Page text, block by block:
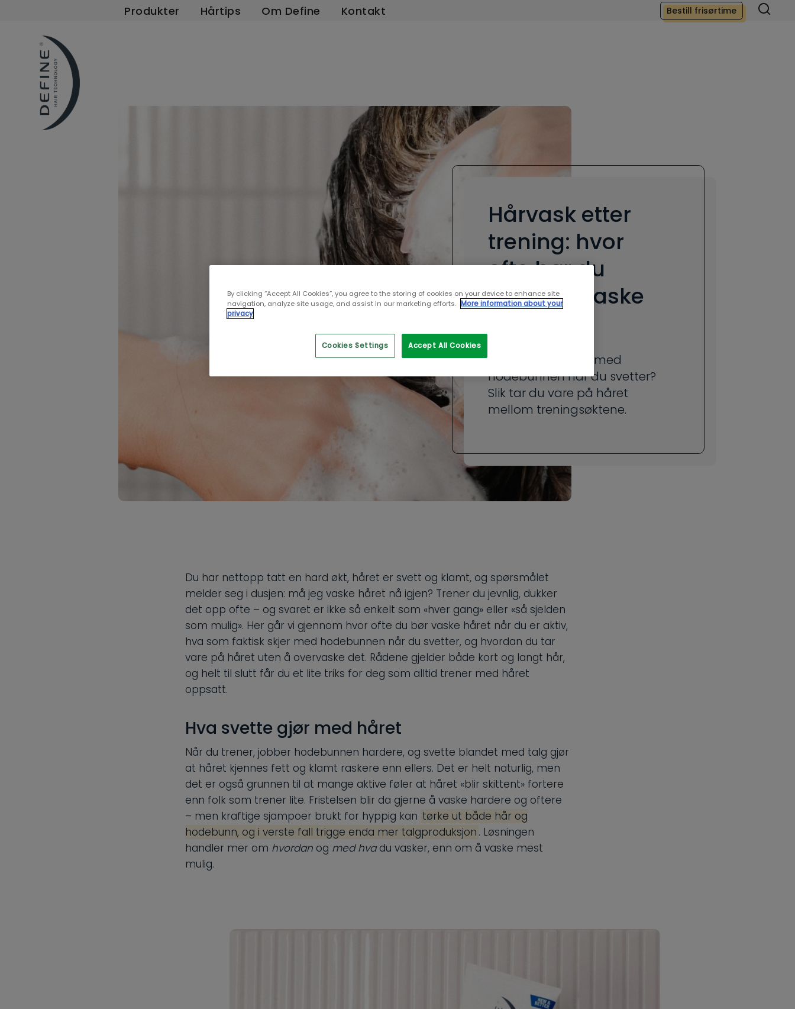
Produkter Hårtips Om Define Kontakt Bestill frisørtime
Hårvask etter
trening: hvor
ofte bør du
egentlig vaske
Hva skjer egentlig med
hodebunnen når du svetter?
Slik tar du vare på håret
mellom treningsøktene.
Du har nettopp tatt en hard økt, håret er svett og klamt, og spørsmålet
melder seg i dusjen: må jeg vaske håret nå igjen? Trener du jevnlig, dukker
det opp ofte – og svaret er ikke så enkelt som «hver gang» eller «så sjelden
som mulig». Her går vi gjennom hvor ofte du bør vaske håret når du er aktiv,
hva som faktisk skjer med hodebunnen når du svetter, og hvordan du tar
vare på håret uten å overvaske det. Rådene gjelder både kort og langt hår,
og helt til slutt får du et lite triks for deg som alltid trener med håret
oppsatt.
Hva svette gjør med håret
Når du trener, jobber hodebunnen hardere, og svette blandet med talg gjør
at håret kjennes fett og klamt raskere enn ellers. Det er helt naturlig, men
det er også grunnen til at mange aktive føler at håret «blir skittent» fortere
enn folk som trener lite. Fristelsen blir da gjerne å vaske hardere og oftere
– men kraftige sjampoer brukt for hyppig kan tørke ut både hår og
hodebunn, og i verste fall trigge enda mer talgproduksjon . Løsningen
handler mer om hvordanog med hvadu vasker, enn om å vaske mest
mulig.
By clicking “Accept All Cookies”, you agree to the storing of cookies on your device to enhance site
navigation, analyze site usage, and assist in our marketing efforts. More information about your
privacy
Cookies Settings Accept All Cookies